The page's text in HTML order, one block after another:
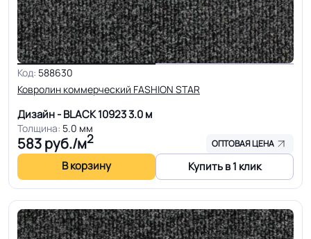
Код: 588630
Ковролин коммерческий FASHION STAR
Дизайн - BLACK 109233.0 м
Толщина: 5.0 мм
583руб./м2 ОПТОВАЯ ЦЕНА
В корзину Купить в 1 клик